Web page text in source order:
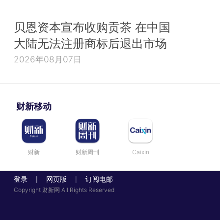
贝恩资本宣布收购贡茶 在中国
大陆无法注册商标后退出市场
2026年08月07日
财新移动
财新 财新周刊 Caixin
登录 网页版 订阅电邮
Copyright 财新网 All Rights Reserved